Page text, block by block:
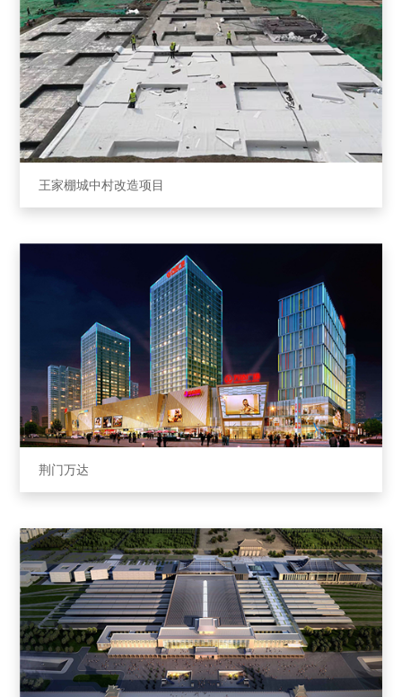
王家棚城中村改造项⽬
荆⻔万达